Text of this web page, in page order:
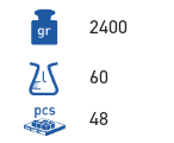
2400
60
48